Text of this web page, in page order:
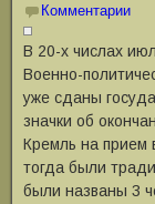
Комментарии
В 20-х числах
Военно-
уже сданы
значки об
Кремль на прием
тогда были
были названы 3